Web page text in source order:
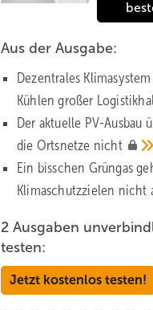
Aus der Ausgabe:
Dezentrales
Kühlen großer
Der aktuelle PV-Ausbau
die Orts­netze nicht
Ein bisschen Grüngas
Klima­schutz­zielen nicht
2 Ausgaben
testen:
Jetzt kostenlos testen!